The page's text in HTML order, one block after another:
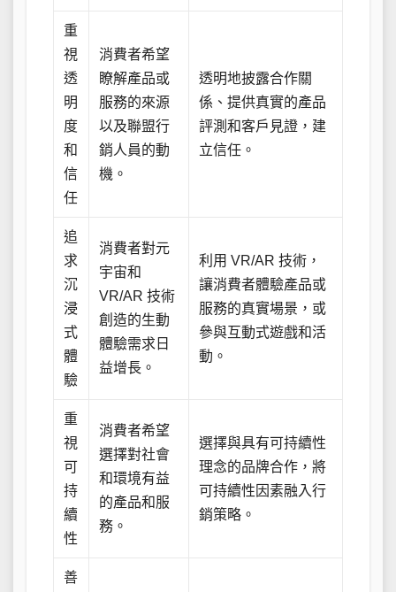
重
視
透
明
度
和
信
任
消費者希望
瞭解產品或
服務的來源
以及聯盟行
銷人員的動
機。
透明地披露合作關
係、提供真實的產品
評測和客戶見證，建
立信任。
追
求
沉
浸
式
體
驗
消費者對元
宇宙和
VR/AR 技術
創造的生動
體驗需求日
益增長。
利用 VR/AR 技術，
讓消費者體驗產品或
服務的真實場景，或
參與互動式遊戲和活
動。
重
視
可
持
續
性
消費者希望
選擇對社會
和環境有益
的產品和服
務。
選擇與具有可持續性
理念的品牌合作，將
可持續性因素融入行
銷策略。
善